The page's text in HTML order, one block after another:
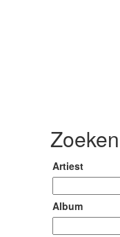
Zoeken
Artiest
Album